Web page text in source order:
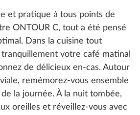
et pratique à tous points de
ONTOUR C, tout a été pensé
Dans la cuisine tout
votre café matinal
de délicieux en-cas. Autour
remémorez-vous ensemble
la journée. À la nuit tombée,
oreilles et réveillez-vous avec